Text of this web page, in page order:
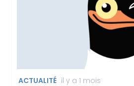
ACTUALITÉ il y a 1 mois